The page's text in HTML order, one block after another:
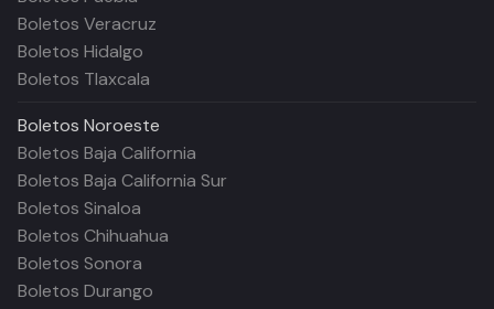
Boletos Veracruz
Boletos Hidalgo
Boletos Tlaxcala
Boletos Noroeste
Boletos Baja California
Boletos Baja California Sur
Boletos Sinaloa
Boletos Chihuahua
Boletos Sonora
Boletos Durango